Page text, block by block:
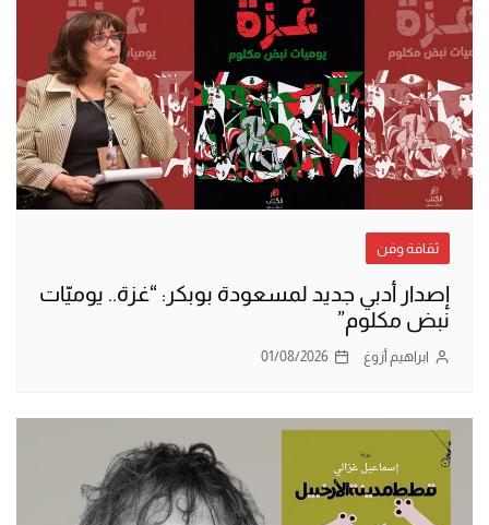
ثقافة وفن
إصدار أدبي جديد لمسعودة بوبكر: “غزة.. يوميّات
نبض مكلوم”
ابراهيم أزوغ 01/08/2026